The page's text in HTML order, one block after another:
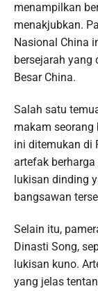
menampilkan
menakjubkan.
Nasional China
bersejarah yang
Besar China.
Salah satu
makam
ini ditemukan di
artefak berharga
lukisan dinding
bangsawan
Selain itu,
Dinasti Song,
lukisan kuno.
yang jelas